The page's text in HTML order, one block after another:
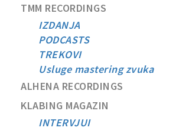
TMM RECORDINGS
IZDANJA
PODCASTS
TREKOVI
Usluge mastering zvuka
ALHENA RECORDINGS
KLABING MAGAZIN
INTERVJUI